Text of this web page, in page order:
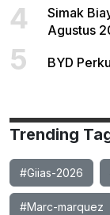
4
Simak
Agustus
5 BYD
Trending
#Giias-2026
#Marc-marquez